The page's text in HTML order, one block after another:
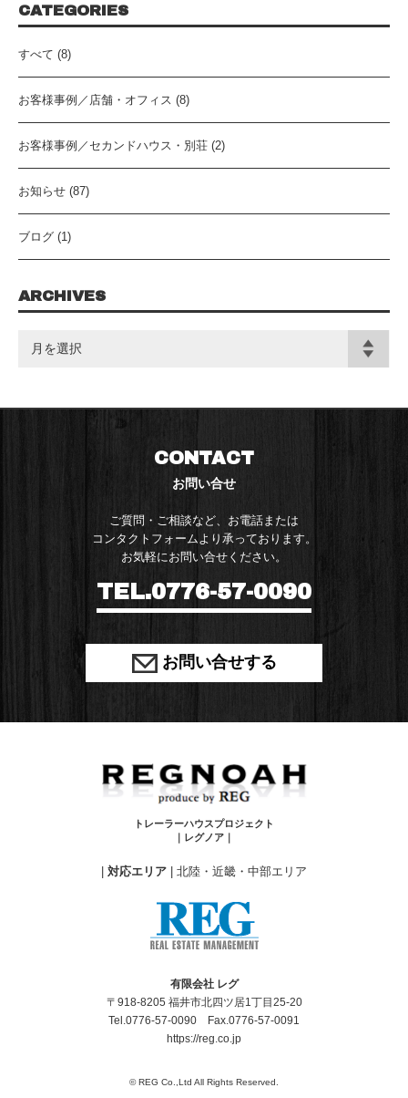
CATEGORIES
すべて (8)
お客様事例／店舗・オフィス (8)
お客様事例／セカンドハウス・別荘 (2)
お知らせ (87)
ブログ (1)
ARCHIVES
CONTACT
お問い合せ
ご質問・ご相談など、お電話または
コンタクトフォームより承っております。
お気軽にお問い合せください。
TEL.0776-57-0090
お問い合せする
トレーラーハウスプロジェクト
｜レグノア｜
対応エリア | 北陸・近畿・中部エリア
有限会社 レグ
〒918-8205 福井市北四ツ居1丁目25-20
Tel.0776-57-0090 Fax.0776-57-0091
https://reg.co.jp
© REG Co.,Ltd All Rights Reserved.